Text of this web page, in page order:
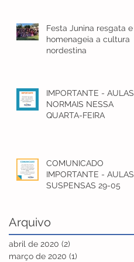
Festa Junina resgata e
homenageia a cultura
nordestina
IMPORTANTE - AULAS
NORMAIS NESSA
QUARTA-FEIRA
COMUNICADO
IMPORTANTE - AULAS
SUSPENSAS 29-05
Arquivo
abril de 2020 (2)
março de 2020 (1)